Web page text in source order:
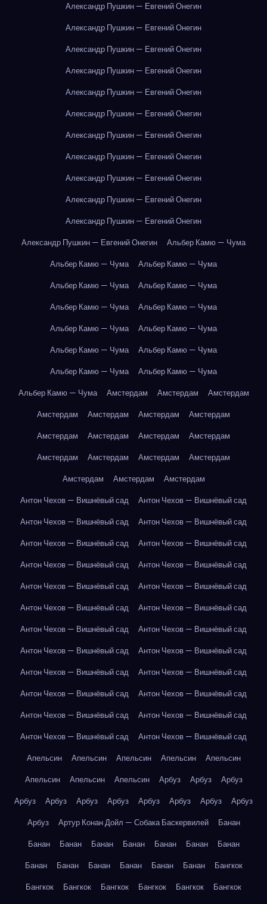
Александр Пушкин — Евгений Онегин
Александр Пушкин — Евгений Онегин
Александр Пушкин — Евгений Онегин
Александр Пушкин — Евгений Онегин
Александр Пушкин — Евгений Онегин
Александр Пушкин — Евгений Онегин
Александр Пушкин — Евгений Онегин
Александр Пушкин — Евгений Онегин
Александр Пушкин — Евгений Онегин
Александр Пушкин — Евгений Онегин
Александр Пушкин — Евгений Онегин
Александр Пушкин — Евгений Онегин
Альбер Камю — Чума
Альбер Камю — Чума
Альбер Камю — Чума
Альбер Камю — Чума
Альбер Камю — Чума
Альбер Камю — Чума
Альбер Камю — Чума
Альбер Камю — Чума
Альбер Камю — Чума
Альбер Камю — Чума
Альбер Камю — Чума
Альбер Камю — Чума
Альбер Камю — Чума
Альбер Камю — Чума
Амстердам Амстердам
Амстердам
Амстердам
Амстердам Амстердам
Амстердам
Амстердам
Амстердам Амстердам
Амстердам
Амстердам
Амстердам Амстердам
Амстердам
Амстердам
Амстердам
Амстердам
Антон Чехов — Вишнёвый сад
Антон Чехов — Вишнёвый сад
Антон Чехов — Вишнёвый сад
Антон Чехов — Вишнёвый сад
Антон Чехов — Вишнёвый сад
Антон Чехов — Вишнёвый сад
Антон Чехов — Вишнёвый сад
Антон Чехов — Вишнёвый сад
Антон Чехов — Вишнёвый сад
Антон Чехов — Вишнёвый сад
Антон Чехов — Вишнёвый сад
Антон Чехов — Вишнёвый сад
Антон Чехов — Вишнёвый сад
Антон Чехов — Вишнёвый сад
Антон Чехов — Вишнёвый сад
Антон Чехов — Вишнёвый сад
Антон Чехов — Вишнёвый сад
Антон Чехов — Вишнёвый сад
Антон Чехов — Вишнёвый сад
Антон Чехов — Вишнёвый сад
Антон Чехов — Вишнёвый сад
Антон Чехов — Вишнёвый сад
Антон Чехов — Вишнёвый сад
Антон Чехов — Вишнёвый сад
Апельсин
Апельсин Апельсин Апельсин
Апельсин
Апельсин
Апельсин Апельсин Арбуз Арбуз
Арбуз
Арбуз
Арбуз Арбуз Арбуз Арбуз Арбуз Арбуз
Арбуз
Арбуз
Артур Конан Дойл — Собака Баскервилей
Банан
Банан
Банан Банан Банан Банан Банан
Банан
Банан
Банан Банан Банан Банан Банан
Бангкок
Бангкок
Бангкок Бангкок Бангкок Бангкок
Бангкок